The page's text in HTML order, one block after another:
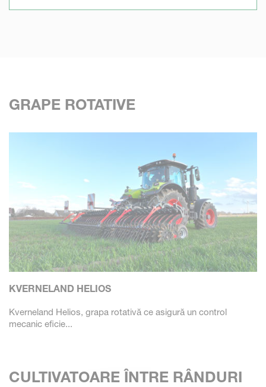
GRAPE ROTATIVE
KVERNELAND HELIOS
Kverneland Helios, grapa rotativă ce asigură un control
mecanic eficie...
CULTIVATOARE ÎNTRE RÂNDURI